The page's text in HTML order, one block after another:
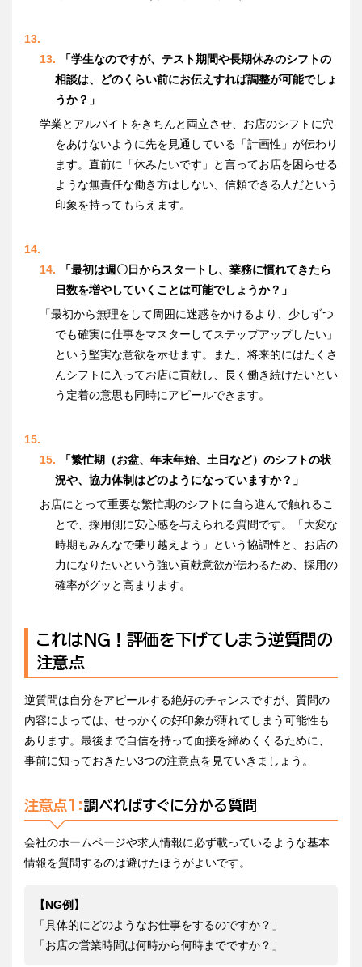
「学生なのですが、テスト期間や長期休みのシフトの
相談は、どのくらい前にお伝えすれば調整が可能でしょ
うか？」
学業とアルバイトをきちんと両立させ、お店のシフトに穴
をあけないように先を見通している「計画性」が伝わり
ます。直前に「休みたいです」と言ってお店を困らせる
ような無責任な働き方はしない、信頼できる人だという
印象を持ってもらえます。
「最初は週〇日からスタートし、業務に慣れてきたら
日数を増やしていくことは可能でしょうか？」
「最初から無理をして周囲に迷惑をかけるより、少しずつ
でも確実に仕事をマスターしてステップアップしたい」
という堅実な意欲を示せます。また、将来的にはたくさ
んシフトに入ってお店に貢献し、長く働き続けたいとい
う定着の意思も同時にアピールできます。
「繁忙期（お盆、年末年始、土日など）のシフトの状
況や、協力体制はどのようになっていますか？」
お店にとって重要な繁忙期のシフトに自ら進んで触れるこ
とで、採用側に安心感を与えられる質問です。「大変な
時期もみんなで乗り越えよう」という協調性と、お店の
力になりたいという強い貢献意欲が伝わるため、採用の
確率がグッと高まります。
これはNG！評価を下げてしまう逆質問の
注意点
逆質問は自分をアピールする絶好のチャンスですが、質問の
内容によっては、せっかくの好印象が薄れてしまう可能性も
あります。最後まで自信を持って面接を締めくくるために、
事前に知っておきたい3つの注意点を見ていきましょう。
注意点1：調べればすぐに分かる質問
会社のホームページや求人情報に必ず載っているような基本
情報を質問するのは避けたほうがよいです。
【NG例】
「具体的にどのようなお仕事をするのですか？」
「お店の営業時間は何時から何時までですか？」